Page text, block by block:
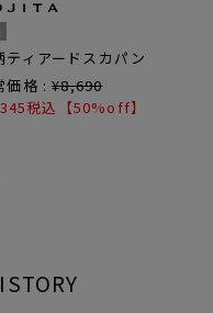
ティアードスカパン
価格 : ¥8,690
税込 【50%off】